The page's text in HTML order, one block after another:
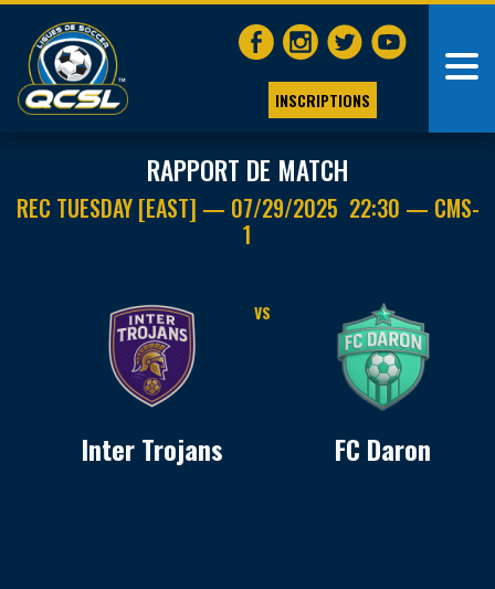
INSCRIPTIONS
RAPPORT DE MATCH
REC TUESDAY [EAST] — 07/29/2025 22:30 — CMS-
1
Inter Trojans
VS
FC Daron